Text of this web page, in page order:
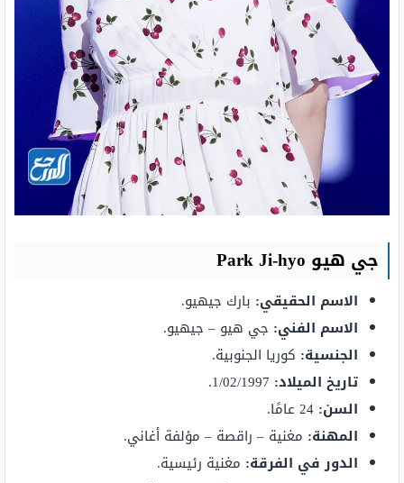
جي هيو Park Ji-hyo
الاسم الحقيقي: بارك جيهيو.
الاسم الفني: جي هيو – جيهيو.
الجنسية: كوريا الجنوبية.
تاريخ الميلاد:
السن: 24 عامًا.
المهنة: مغنية – راقصة – مؤلفة أغاني.
الدور في الفرقة: مغنية رئيسية.